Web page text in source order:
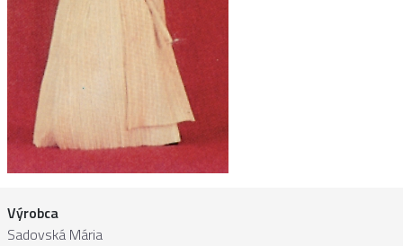
Výrobca
Sadovská Mária